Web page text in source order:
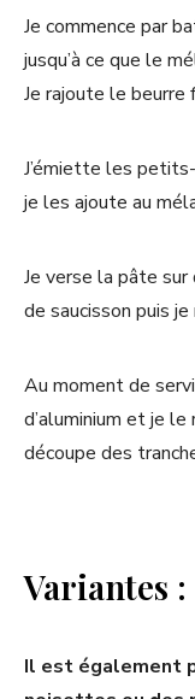
Je commence par
jusqu’à ce que le
Je rajoute le beurre
J’émiette les
je les ajoute au
Je verse la pâte sur
de saucisson puis
Au moment de
d’aluminium et je
découpe des
Variantes :
Il est également